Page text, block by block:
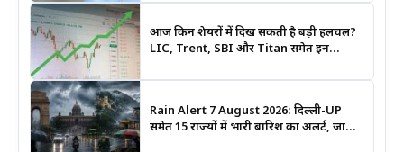
आज किन शेयरों में दिख सकती है बड़ी हलचल?
LIC, Trent, SBI और Titan समेत इन
Rain Alert 7 August 2026: दिल्ली-UP
समेत 15 राज्यों में भारी बारिश का अलर्ट, जानिए